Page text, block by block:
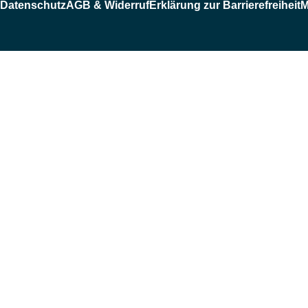
DatenschutzAGB & WiderrufErklärung zur Barrierefreiheit